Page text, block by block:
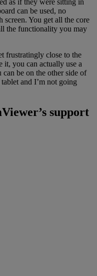
can be used, no
screen. You get all the core
the functionality you may
frustratingly close to the
it, you can actually use a
be on the other side of
and I’m not going
support